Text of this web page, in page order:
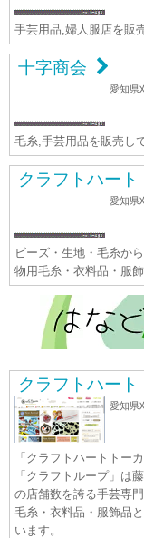
手芸用品,婦人服店を販
十字商会
愛知県
毛糸,手芸用品を販売し
クラフトハー
愛知県
ビーズ・生地・毛糸か
物用毛糸・衣料品・服
クラフトハー
愛知県
「クラフトハートトー
「クラフトループ」は
の店舗数を誇る手芸専
毛糸・衣料品・服飾品
います。